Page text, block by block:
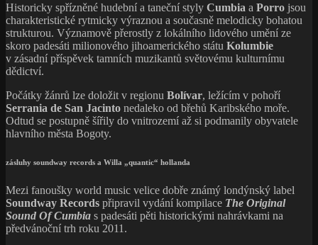
Historicky spřízněné hudební a taneční styly Cumbia a Porro jsou
charakteristické rytmicky výraznou a současně melodicky bohatou
strukturou. Významově přerostly z lokálního lidového umění ze
skoro padesáti milionového jihoamerického státu Kolumbie
v zásadní příspěvek tamních muzikantů světovému kulturnímu
dědictví.
Počátky žánrů lze doložit v regionu Bolívar, ležícím v pohoří
Serrania de San Jacinto nedaleko od břehů Karibského moře.
Odtud se postupně šířily do vnitrozemí až si podmanily obyvatele
hlavního města Bogoty.
zásluhy soundway records a Willa „quantic“ hollanda
Mezi fanoušky world music velice dobře známý londýnský label
Soundway Records připravil vydání kompilace The Original
Sound Of Cumbia s padesáti pěti historickými nahrávkami na
předvánoční trh roku 2011.